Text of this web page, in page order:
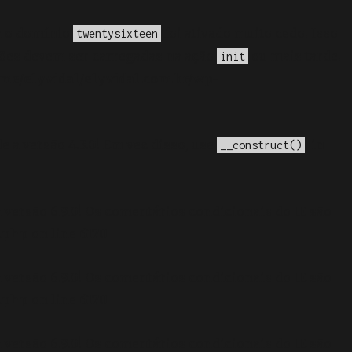
twentysixteen
init
__construct()